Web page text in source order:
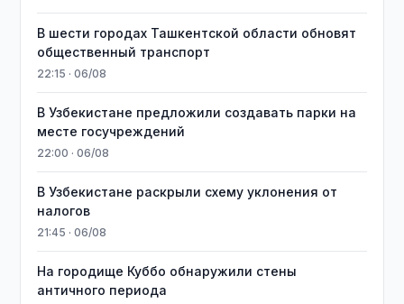
В шести городах Ташкентской области обновят
общественный транспорт
22:15 · 06/08
В Узбекистане предложили создавать парки на
месте госучреждений
22:00 · 06/08
В Узбекистане раскрыли схему уклонения от
налогов
21:45 · 06/08
На городище Куббо обнаружили стены
античного периода